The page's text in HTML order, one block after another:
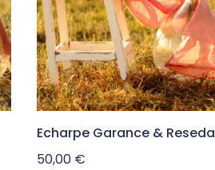
Echarpe Garance & Reseda
50,00 €